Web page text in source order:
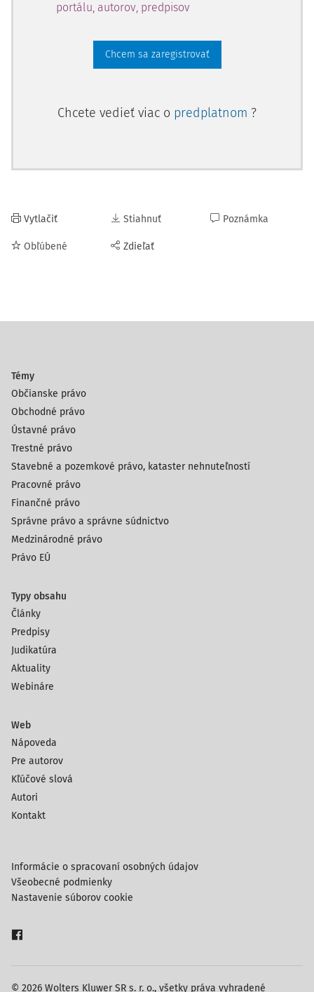
portálu, autorov, predpisov
Chcem sa zaregistrovať
Chcete vedieť viac o predplatnom ?
Vytlačiť
Obľúbené
Stiahnuť
Zdieľať
Poznámka
Témy
Občianske právo
Obchodné právo
Ústavné právo
Trestné právo
Stavebné a pozemkové právo, kataster nehnuteľností
Pracovné právo
Finančné právo
Správne právo a správne súdnictvo
Medzinárodné právo
Právo EÚ
Typy obsahu
Články
Predpisy
Judikatúra
Aktuality
Webináre
Web
Nápoveda
Pre autorov
Kľúčové slová
Autori
Kontakt
© 2026 Wolters Kluwer SR s. r. o., všetky práva vyhradené
Informácie o spracovaní osobných údajov
Všeobecné podmienky
Nastavenie súborov cookie